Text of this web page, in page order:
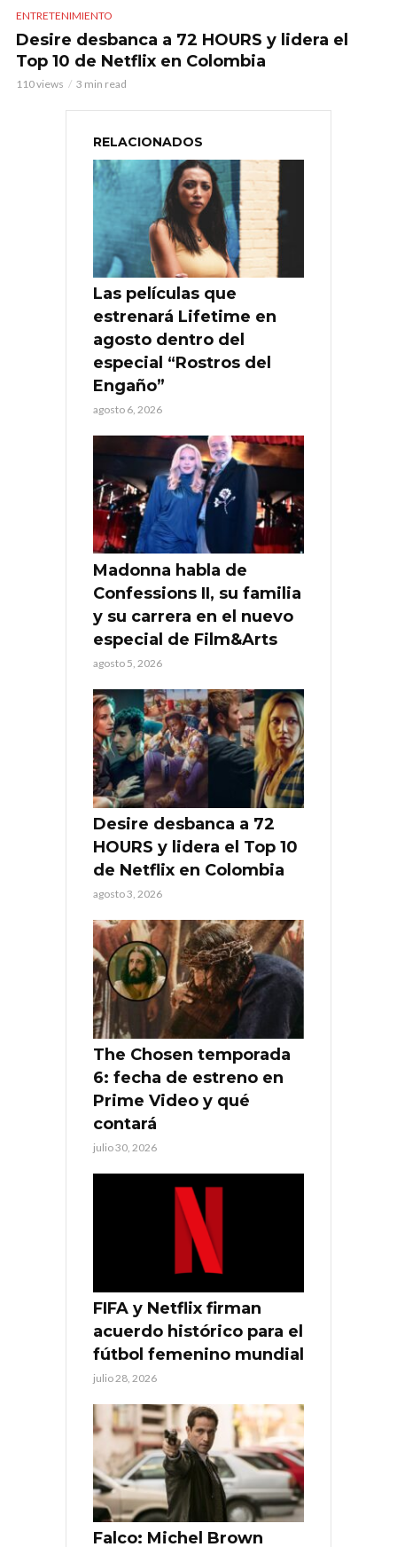
ENTRETENIMIENTO
Desire desbanca a 72 HOURS y lidera el
Top 10 de Netflix en Colombia
110 views 3 min read
RELACIONADOS
Las películas que
estrenará Lifetime en
agosto dentro del
especial “Rostros del
Engaño”
agosto 6, 2026
Madonna habla de
Confessions II, su familia
y su carrera en el nuevo
especial de Film&Arts
agosto 5, 2026
Desire desbanca a 72
HOURS y lidera el Top 10
de Netflix en Colombia
agosto 3, 2026
The Chosen temporada
6: fecha de estreno en
Prime Video y qué
contará
julio 30, 2026
FIFA y Netflix firman
acuerdo histórico para el
fútbol femenino mundial
julio 28, 2026
Falco: Michel Brown